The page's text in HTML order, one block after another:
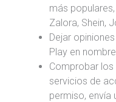
más
Zalora, Shein,
Dejar
Play en
Comprobar
servicios de
permiso, envía